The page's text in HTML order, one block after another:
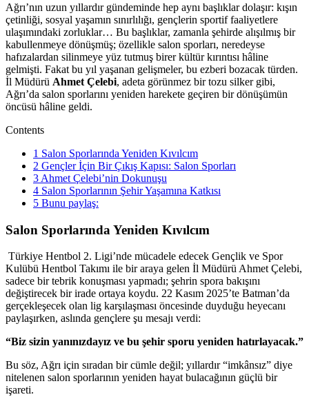
Ağrı’nın uzun yıllardır gündeminde hep aynı başlıklar dolaşır: kışın
çetinliği, sosyal yaşamın sınırlılığı, gençlerin sportif faaliyetlere
ulaşımındaki zorluklar… Bu başlıklar, zamanla şehirde alışılmış bir
kabullenmeye dönüşmüş; özellikle salon sporları, neredeyse
hafızalardan silinmeye yüz tutmuş birer kültür kırıntısı hâline
gelmişti. Fakat bu yıl yaşanan gelişmeler, bu ezberi bozacak türden.
İl Müdürü Ahmet Çelebi, adeta görünmez bir tozu silker gibi,
Ağrı’da salon sporlarını yeniden harekete geçiren bir dönüşümün
öncüsü hâline geldi.
Contents
1 Salon Sporlarında Yeniden Kıvılcım
2 Gençler İçin Bir Çıkış Kapısı: Salon Sporları
3 Ahmet Çelebi’nin Dokunuşu
4 Salon Sporlarının Şehir Yaşamına Katkısı
5 Bunu paylaş:
Salon Sporlarında Yeniden Kıvılcım
Türkiye Hentbol 2. Ligi’nde mücadele edecek Gençlik ve Spor
Kulübü Hentbol Takımı ile bir araya gelen İl Müdürü Ahmet Çelebi,
sadece bir tebrik konuşması yapmadı; şehrin spora bakışını
değiştirecek bir irade ortaya koydu. 22 Kasım 2025’te Batman’da
gerçekleşecek olan lig karşılaşması öncesinde duyduğu heyecanı
paylaşırken, aslında gençlere şu mesajı verdi:
“Biz sizin yanınızdayız ve bu şehir sporu yeniden hatırlayacak.”
Bu söz, Ağrı için sıradan bir cümle değil; yıllardır “imkânsız” diye
nitelenen salon sporlarının yeniden hayat bulacağının güçlü bir
işareti.